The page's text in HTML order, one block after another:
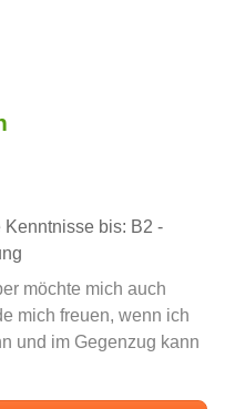
bis: B2 -
möchte mich auch
mich freuen, wenn ich
und im Gegenzug kann